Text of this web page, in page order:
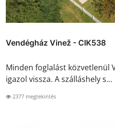
Vendégház Vinež - CIK538
Minden foglalást közvetlenül
igazol vissza. A szálláshely s...
2377 megtekintés